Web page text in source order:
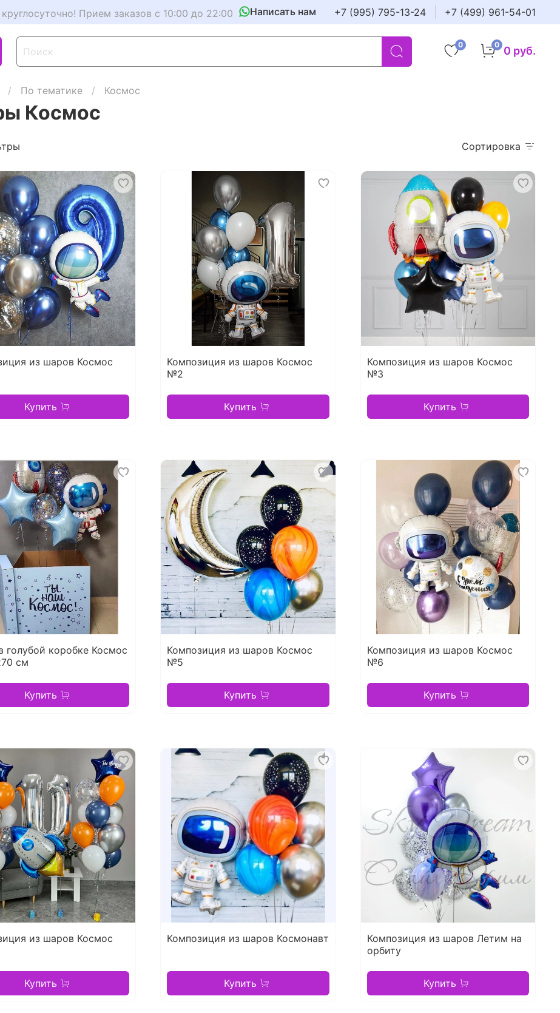
Прием заказов с 10:00 до 22:00 Написать нам +7 (995) 795-13-24 +7 (499) 961-54-01
0 0 0 руб.
По тематике Космос
Космос
Сортировка
из шаров Космос
Купить
Композиция из шаров Космос
№2
Купить
Композиция из шаров Космос
№3
Купить
голубой коробке Космос
см
Купить
Композиция из шаров Космос
№5
Купить
Композиция из шаров Космос
№6
Купить
из шаров Космос
Купить
Композиция из шаров Космонавт
Купить
Композиция из шаров Летим на
орбиту
Купить